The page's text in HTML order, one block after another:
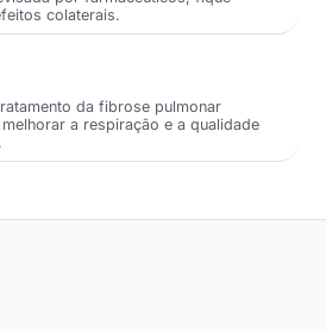
colaterais.
da fibrose pulmonar
a respiração e a qualidade